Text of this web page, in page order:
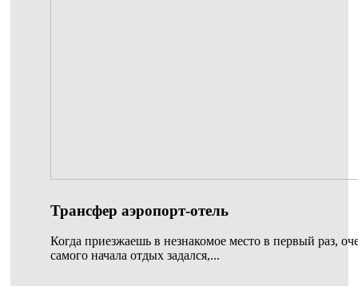
Трансфер аэропорт-отель
Когда приезжаешь в незнакомое место в первый раз,
самого начала отдых задался,...